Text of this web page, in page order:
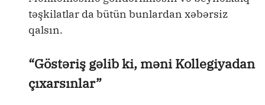
təşkilatlar da bütün bunlardan xəbərsiz
qalsın.
“Göstəriş gəlib ki, məni Kollegiyadan
çıxarsınlar”